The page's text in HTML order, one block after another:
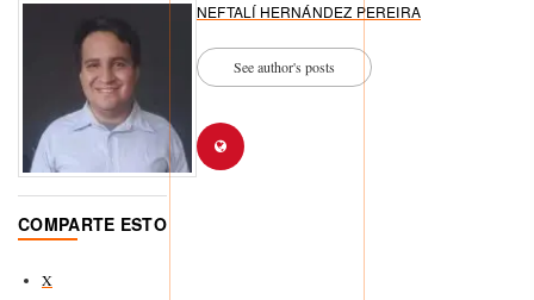
NEFTALÍ HERNÁNDEZ PEREIRA
See author's posts
COMPARTE ESTO
X